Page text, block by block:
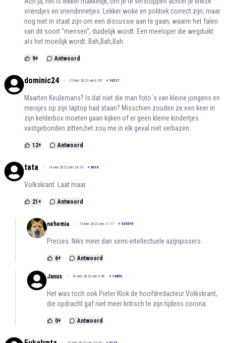
vriendjes en vriendinnetjes. Lekker woke en politiek correct zijn, maar
nog niet in staat zijn om een discussie aan te gaan, waarin het falen
van dit soort ''mensen'', duidelijk wordt. Een meeloper die wegduikt
als het moeilijk wordt. Bah,Bah,Bah.
9+ Antwoord
dominic24 15 mei 2022 om 6:35 + 10217
Maarten Keulemans? Is dat niet die man foto´s van kleine jongens en
meisjes op zijn laptop had staan? Misschien zouden ze een keer in
zijn kelderbox moeten gaan kijken of er geen kleine kindertjes
vastgebonden zitten,het zou me in elk geval niet verbazen.
12+ Antwoord
tata 14 mei 2022 om 23:13 + 6016
Volkskrant. Laat maar.
21 + Antwoord
nehemia 15 mei 2022 om 11:17 + 535670
Precies. Niks meer dan semi-intellectuele azijnpissers.
6+ Antwoord
Janus 16 mei 2022 om 9:36 + 14850
Het was toch ook Pieter Klok de hoofdredacteur Volkskrant,
die opdracht gaf niet meer kritisch te zijn tijdens corona.
0+ Antwoord